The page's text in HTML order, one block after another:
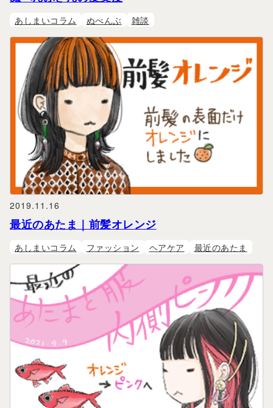
あしまいコラム ぬべんぶ 雑談
2019.11.16
最近のあたま｜前髪オレンジ
あしまいコラム ファッション ヘアケア 最近のあたま